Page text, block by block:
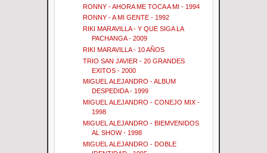
RONNY - AHORA ME TOCA A MI - 1994
RONNY - A MI GENTE - 1992
RIKI MARAVILLA - Y QUE SIGA LA
PACHANGA - 2009
RIKI MARAVILLA - 10 AÑOS
TRIO SAN JAVIER - 20 GRANDES
EXITOS - 2000
MIGUEL ALEJANDRO - ALBUM
DESPEDIDA - 1999
MIGUEL ALEJANDRO - CONEJO MIX -
1998
MIGUEL ALEJANDRO - BIEMVENIDOS
AL SHOW - 1998
MIGUEL ALEJANDRO - DOBLE